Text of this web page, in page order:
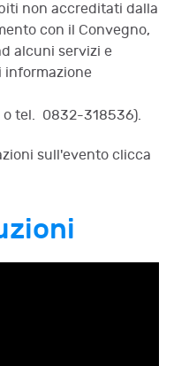
non accreditati dalla
con il Convegno,
alcuni servizi e
informazione
o tel. 0832-318536).
sull'evento clicca